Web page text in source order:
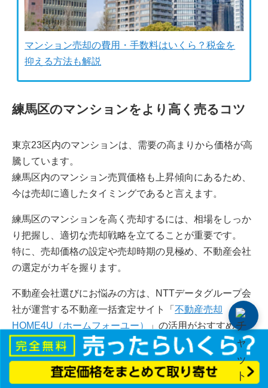
マンション売却の費用・手数料はいくら？税金を
抑える方法も解説
練馬区のマンションをより高く売るコツ
東京23区内のマンションは、需要の高まりから価格が高
騰しています。
練馬区内のマンション売買価格も上昇傾向にあるため、
今は売却に適したタイミングであると言えます。
練馬区のマンションを高く売却するには、相場をしっか
り把握し、適切な売却戦略を立てることが重要です。
特に、売却価格の設定や売却時期の見極め、不動産会社
の選定がカギを握ります。
不動産会社選びにお悩みの方は、NTTデータグループ会
社が運営する不動産一括査定サイト「 不動産売却
HOME4U（ホームフォーユー）
」の活用がおすすめで
す。
不動産売却 HOME4U」は物件情報を入力するだけ
で、厳選した約2,500社の優良不動産会社から最大6社に